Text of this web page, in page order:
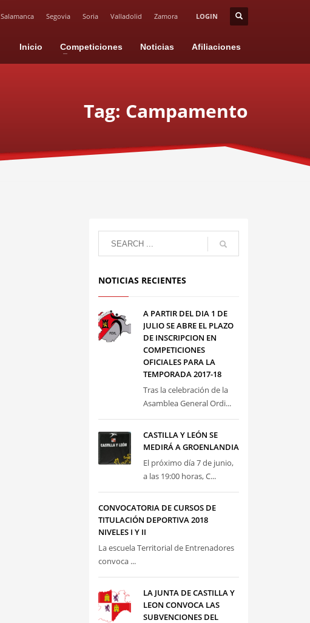
Salamanca Segovia Soria Valladolid Zamora LOGIN
Inicio Competiciones Noticias Afiliaciones
Tag: Campamento
NOTICIAS RECIENTES
A PARTIR DEL DIA 1 DE
JULIO SE ABRE EL PLAZO
DE INSCRIPCION EN
COMPETICIONES
OFICIALES PARA LA
TEMPORADA 2017-18
Tras la celebración de la
Asamblea General Ordi...
CASTILLA Y LEÓN SE
MEDIRÁ A GROENLANDIA
El próximo día 7 de junio,
a las 19:00 horas, C...
CONVOCATORIA DE CURSOS DE
TITULACIÓN DEPORTIVA 2018
NIVELES I Y II
La escuela Territorial de Entrenadores
convoca ...
LA JUNTA DE CASTILLA Y
LEON CONVOCA LAS
SUBVENCIONES DEL